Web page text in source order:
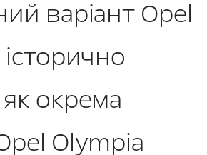
варіант Opel
окрема
Olympia